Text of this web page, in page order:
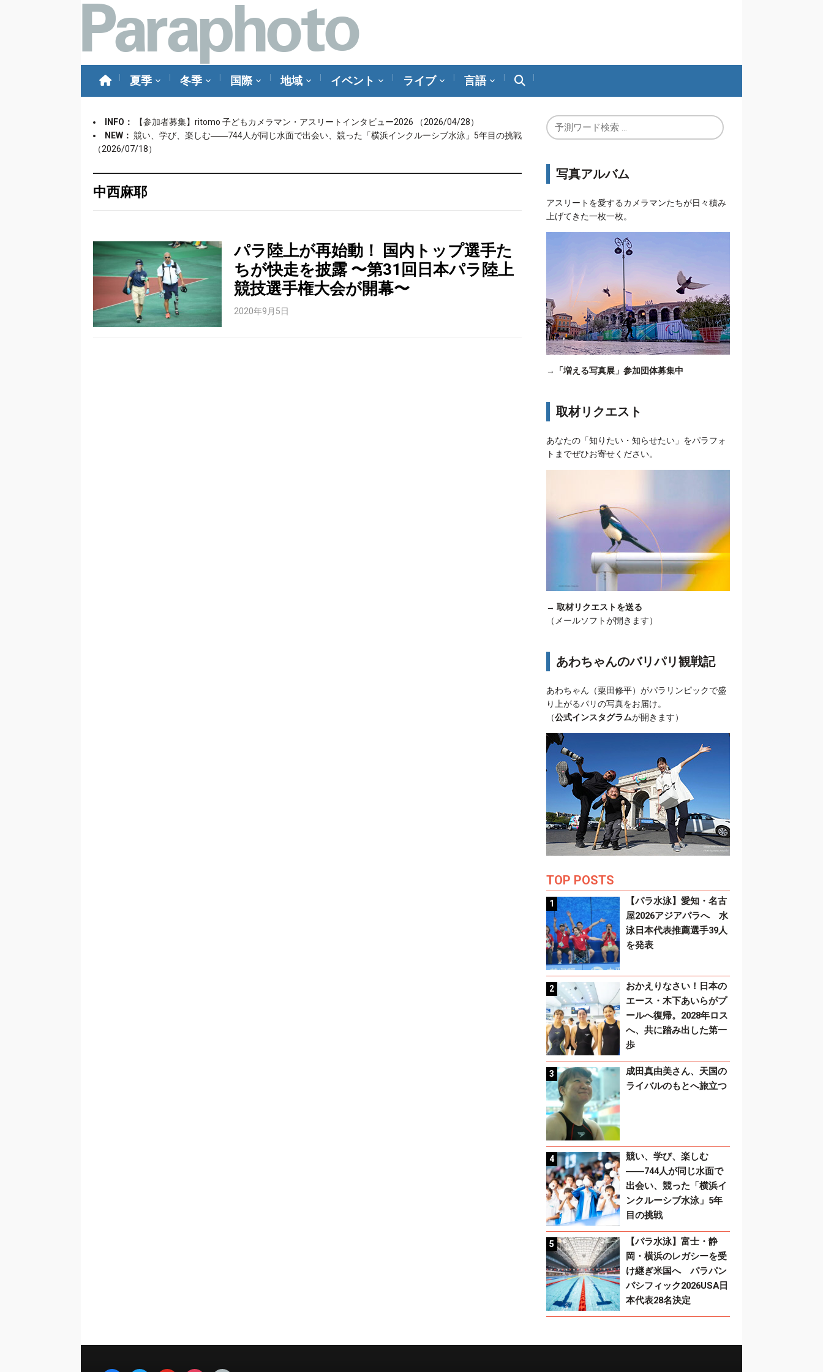
夏季 冬季 国際 地域 イベント ライブ 言語
INFO： 【参加者募集】ritomo 子どもカメラマン・アスリートインタビュー2026
（2026/04/28）
NEW： 競い、学び、楽しむ――744人が同じ水面で出会い、競った「横浜インクルーシブ水泳」5年目の挑戦
（2026/07/18）
中西麻耶
パラ陸上が再始動！ 国内トップ選手た
ちが快走を披露 〜第31回日本パラ陸上
競技選手権大会が開幕〜
2020年9月5日
写真アルバム
アスリートを愛するカメラマンたちが日々積み
上げてきた一枚一枚。
→ 「増える写真展」参加団体募集中
取材リクエスト
あなたの「知りたい・知らせたい」をパラフォ
トまでぜひお寄せください。
→ 取材リクエストを送る
（メールソフトが開きます）
あわちゃんのバリパリ観戦記
あわちゃん（粟田修平）がパラリンピックで盛
り上がるパリの写真をお届け。
（公式インスタグラムが開きます）
TOP POSTS
【パラ水泳】愛知・名古
屋2026アジアパラへ 水
泳日本代表推薦選手39人
を発表
おかえりなさい！日本の
エース・木下あいらがプ
ールへ復帰。2028年ロス
へ、共に踏み出した第一
歩
成田真由美さん、天国の
ライバルのもとへ旅立つ
競い、学び、楽しむ
――744人が同じ水面で
出会い、競った「横浜イ
ンクルーシブ水泳」5年
目の挑戦
【パラ水泳】富士・静
岡・横浜のレガシーを受
け継ぎ米国へ パラパン
パシフィック2026USA日
本代表28名決定